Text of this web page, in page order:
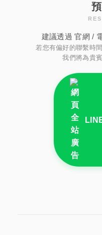
建議透過 官網 /
若您有偏好的聯繫時
我們將為貴